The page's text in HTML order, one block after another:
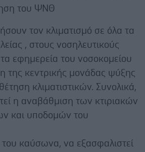
του ΨΝΘ
τον κλιματισμό σε όλα τα
, στους νοσηλευτικούς
εφημερεία του νοσοκομείου
της κεντρικής μονάδας ψύξης
κλιματιστικών. Συνολικά,
η αναβάθμιση των κτιριακών
και υποδομών του
του καύσωνα, να εξασφαλιστεί